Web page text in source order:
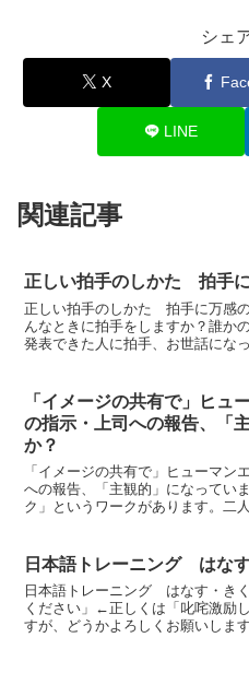
シェ
X
LINE
関連記事
正しい拍手のしかた 拍手
正しい拍手のしかた 拍手に万感
んなときに拍手をしますか？誰か
発表できた人に拍手、お世話にな
事や人生の節々で拍手を送るシ
「イメージの共有で」ヒュ
の指示・上司への報告、「
か？
「イメージの共有で」ヒューマン
への報告、「主観的」になって
ク」というワークがあります。二
言葉だけでその内容を伝え、相手
日本語トレーニング はな
日本語トレーニング はなす・き
ください」←正しくは「叱咤激励
すが、どうかよろしくお願いしま
が」。 いずれも聞いていて、「